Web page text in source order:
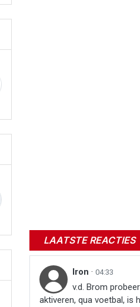
LAATSTE REACTIES
Iron · 04:33
v.d. Brom
aktiveren, qua voetbal, is